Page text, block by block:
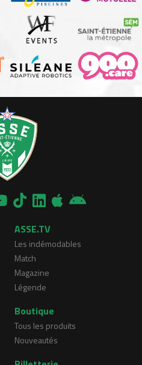
ASSE.TV
Les indémodables
Match
Magazine
Légende
Boutique
Tous les produits
Nouveautés